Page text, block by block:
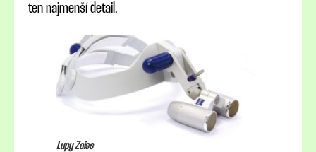
ten najmenší detail.
Lupy Zeiss